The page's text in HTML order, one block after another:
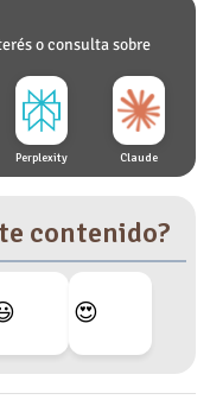
o consulta sobre
Perplexity Claude
contenido?
😍